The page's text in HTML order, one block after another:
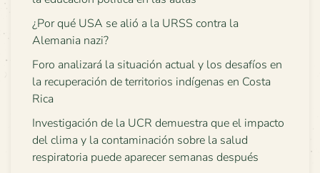
¿Por qué USA se alió a la URSS contra la
Alemania nazi?
Foro analizará la situación actual y los desafíos en
la recuperación de territorios indígenas en Costa
Rica
Investigación de la UCR demuestra que el impacto
del clima y la contaminación sobre la salud
respiratoria puede aparecer semanas después